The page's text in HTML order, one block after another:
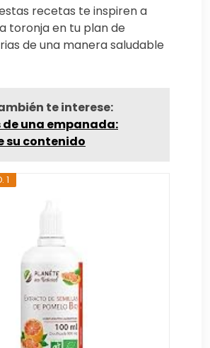
recetas te inspiren a
toronja en tu plan de
de una manera saludable
te interese:
una empanada:
su contenido
1